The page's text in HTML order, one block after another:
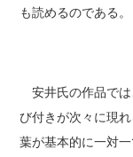
も読めるのである。
安井氏の作品で
び付きが次々に現
葉が基本的に一対